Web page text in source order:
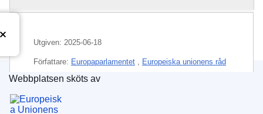
Utgiven: 2025-06-18
Författare: Europaparlamentet Europeiska unionens råd
IMMC : PE 14 2025 REV 1
Europeiska unionens publikationsbyrå
Webbplatsen sköts av